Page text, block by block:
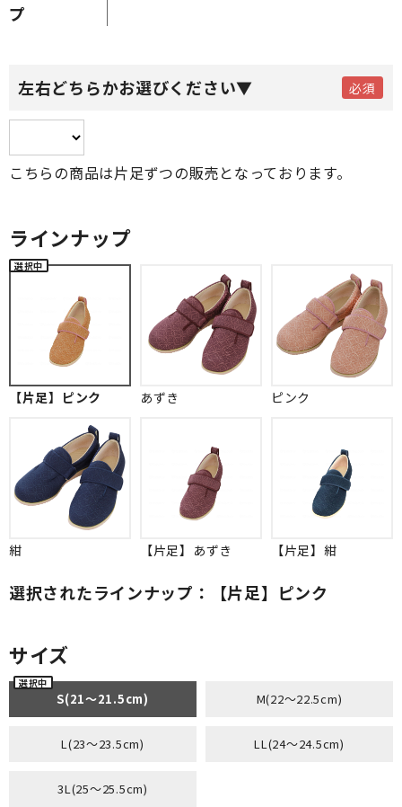
プ
左右どちらかお選びください▼
こちらの商品は片足ずつの販売となっております。
ラインナップ
【片足】ピンク あずき ピンク
紺 【片足】あずき 【片足】紺
選択されたラインナップ：【片足】ピンク
サイズ
S(21～21.5cm) M(22～22.5cm)
L(23～23.5cm) LL(24～24.5cm)
3L(25～25.5cm)